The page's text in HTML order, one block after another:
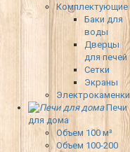
Комплектующие
Баки для
воды
Дверцы
для печей
Сетки
Экраны
Электрокаменки
Печи
для дома
Объем 100 м³
Объем 100-200